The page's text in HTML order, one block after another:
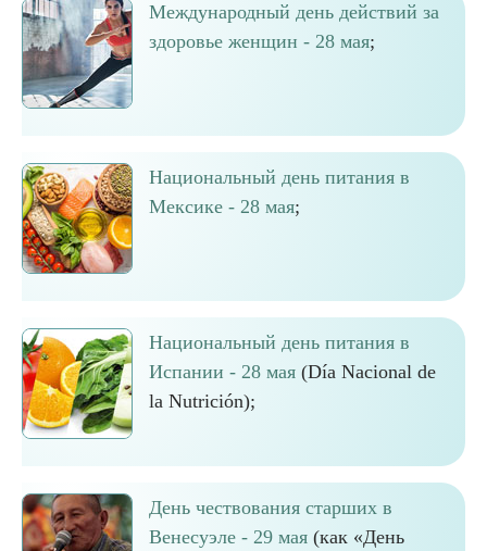
Международный день действий за
здоровье женщин - 28 мая;
Национальный день питания в
Мексике - 28 мая;
Национальный день питания в
Испании - 28 мая (Día Nacional de
la Nutrición);
День чествования старших в
Венесуэле - 29 мая (как «День